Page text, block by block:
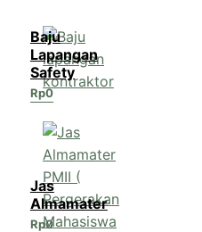
Baju
Lapangan
Safety
Rp0
Jas
Almamater
Rp0